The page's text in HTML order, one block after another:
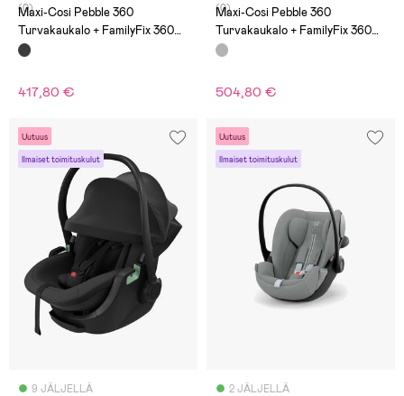
(0)
Maxi-Cosi Pebble 360
Turvakaukalo + FamilyFix 360
Telakka, Essential Black
417,80 €
(0)
Maxi-Cosi Pebble 360
Turvakaukalo + FamilyFix 360
Telakka, Essential Graphite
504,80 €
Uutuus
Ilmaiset toimituskulut
9 JÄLJELLÄ
Uutuus
Ilmaiset toimituskulut
2 JÄLJELLÄ